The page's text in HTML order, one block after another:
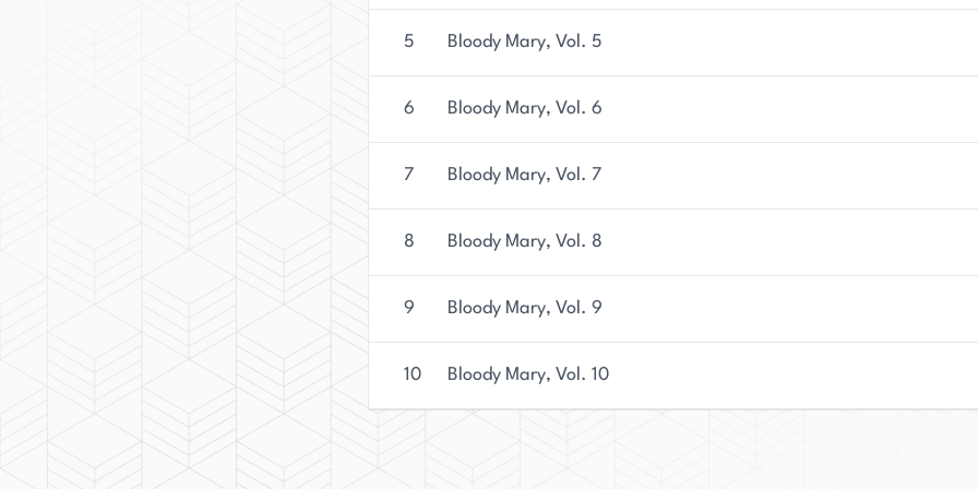
5 Bloody Mary, Vol. 5
6 Bloody Mary, Vol. 6
7 Bloody Mary, Vol. 7
8 Bloody Mary, Vol. 8
9 Bloody Mary, Vol. 9
10 Bloody Mary, Vol. 10